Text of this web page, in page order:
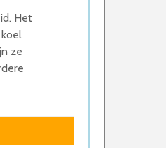
Het
ze